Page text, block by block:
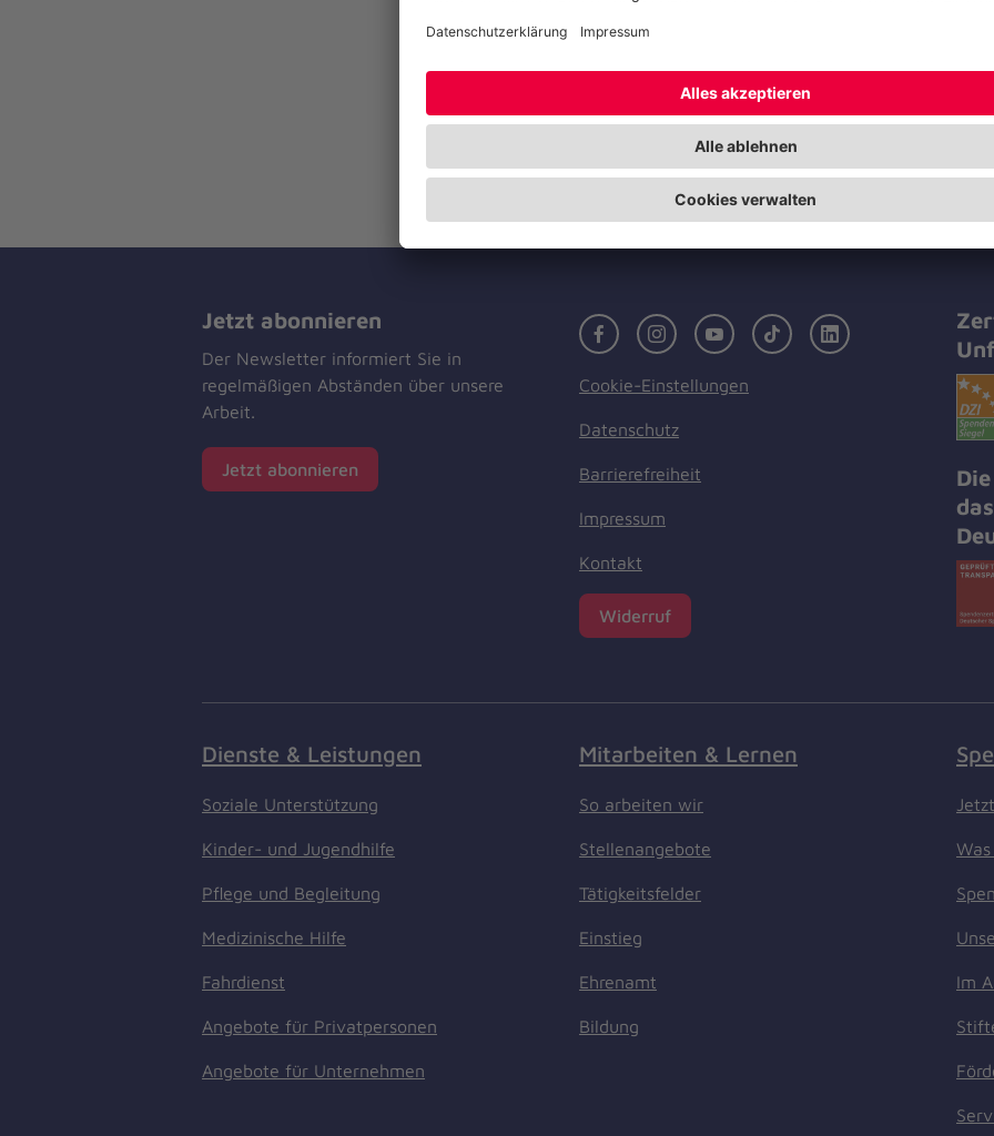
Menschen in Not zu helfen, ohne
dieser Personen. Unsere
Ortverband Schleswig und Helfer
sind gemeinsam mit zehn
im Einsatz. Gemeinsam versorgen
mit Essen und Getränken.
Jetzt abonnieren
Der Newsletter informiert Sie in
regelmäßigen Abständen über unsere
Arbeit.
Jetzt abonnieren
FacebookInstagramYoutubeTikTok LinkedIn
Cookie-Einstellungen
Datenschutz
Barrierefreiheit
Impressum
Kontakt
Widerruf
Dienste & Leistungen
Soziale Unterstützung
Kinder- und Jugendhilfe
Pflege und Begleitung
Medizinische Hilfe
Fahrdienst
Angebote für Privatpersonen
Angebote für Unternehmen
Mitarbeiten & Lernen
So arbeiten wir
Stellenangebote
Tätigkeitsfelder
Einstieg
Ehrenamt
Bildung
Im